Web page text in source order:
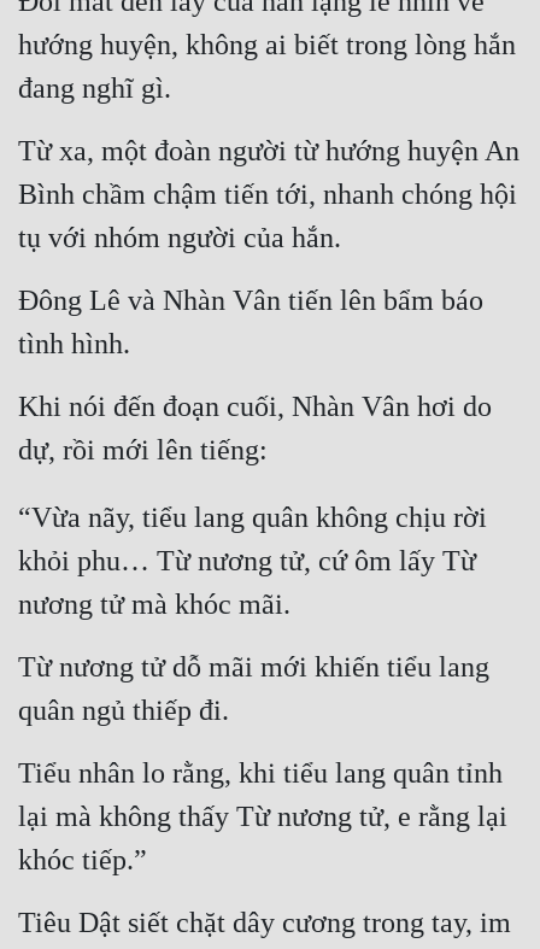
hướng huyện, không ai biết trong lòng hắn
đang nghĩ gì.
Từ xa, một đoàn người từ hướng huyện An
Bình chầm chậm tiến tới, nhanh chóng hội
tụ với nhóm người của hắn.
Đông Lê và Nhàn Vân tiến lên bẩm báo
tình hình.
Khi nói đến đoạn cuối, Nhàn Vân hơi do
dự, rồi mới lên tiếng:
“Vừa nãy, tiểu lang quân không chịu rời
khỏi phu… Từ nương tử, cứ ôm lấy Từ
nương tử mà khóc mãi.
Từ nương tử dỗ mãi mới khiến tiểu lang
quân ngủ thiếp đi.
Tiểu nhân lo rằng, khi tiểu lang quân tỉnh
lại mà không thấy Từ nương tử, e rằng lại
khóc tiếp.”
Tiêu Dật siết chặt dây cương trong tay, im